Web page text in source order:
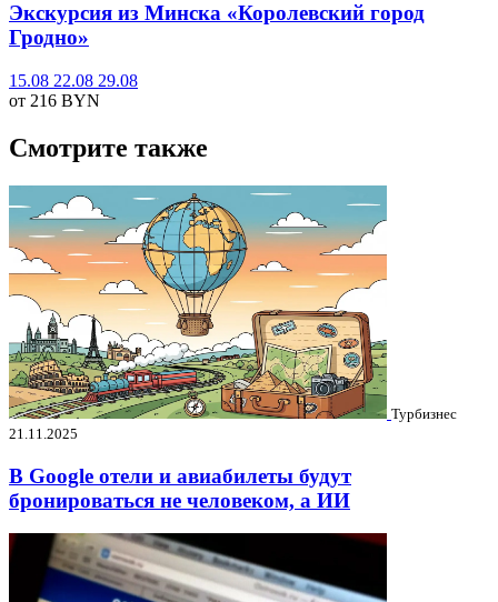
Экскурсия из Минска «Королевский город
Гродно»
15.08 22.08 29.08
от 216 BYN
Смотрите также
Турбизнес
21.11.2025
В Google отели и авиабилеты будут
бронироваться не человеком, а ИИ